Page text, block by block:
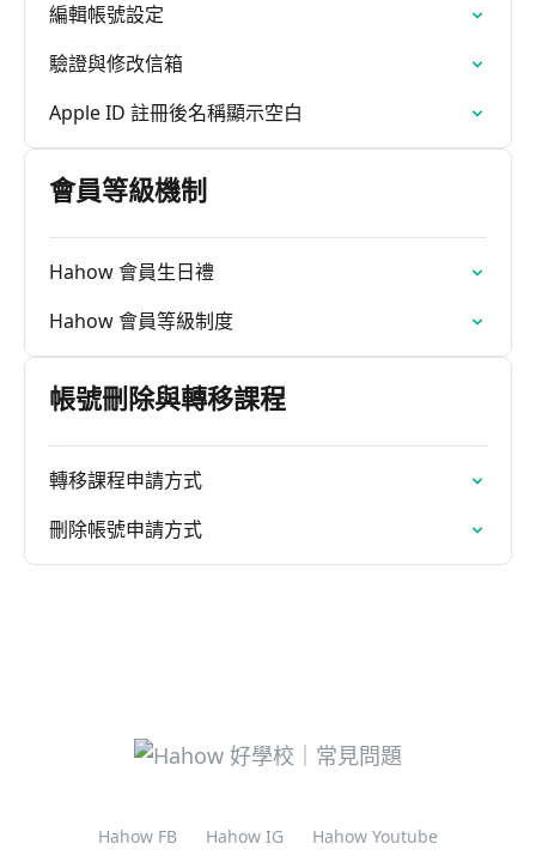
編輯帳號設定
驗證與修改信箱
Apple ID 註冊後名稱顯示空白
會員等級機制
Hahow 會員生日禮
Hahow 會員等級制度
帳號刪除與轉移課程
轉移課程申請方式
刪除帳號申請方式
Hahow FB Hahow IG Hahow Youtube